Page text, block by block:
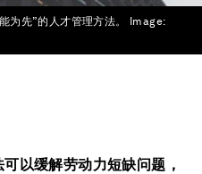
为先”的人才管理方法。
Image:
以缓解劳动力短缺问题，